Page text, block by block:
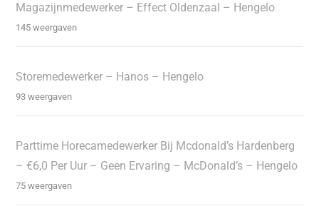
Magazijnmedewerker – Effect Oldenzaal – Hengelo
145 weergaven
Storemedewerker – Hanos – Hengelo
93 weergaven
Parttime Horecamedewerker Bij Mcdonald’s Hardenberg
– €6,0 Per Uur – Geen Ervaring – McDonald’s – Hengelo
75 weergaven